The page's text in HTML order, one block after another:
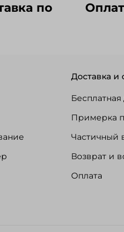
по
Доставка и
Бесплатная
Примерка
Частичный
Возврат и
Оплата